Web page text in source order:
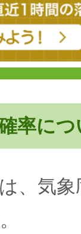
率につ
、気